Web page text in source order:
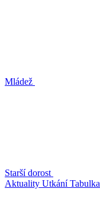
Mládež
Starší dorost
Aktuality UtkáníTabulka